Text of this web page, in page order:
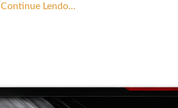
Continue Lendo...